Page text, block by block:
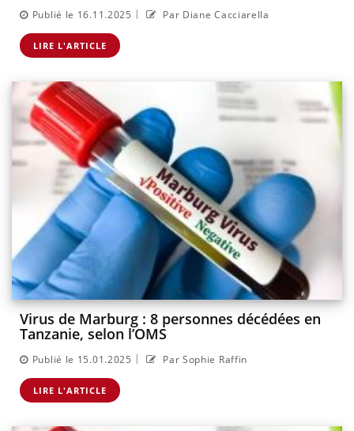
Publié le 16.11.2025 | Par Diane Cacciarella
LIRE L'ARTICLE
Virus de Marburg : 8 personnes décédées en
Tanzanie, selon l’OMS
Publié le 15.01.2025 | Par Sophie Raffin
LIRE L'ARTICLE